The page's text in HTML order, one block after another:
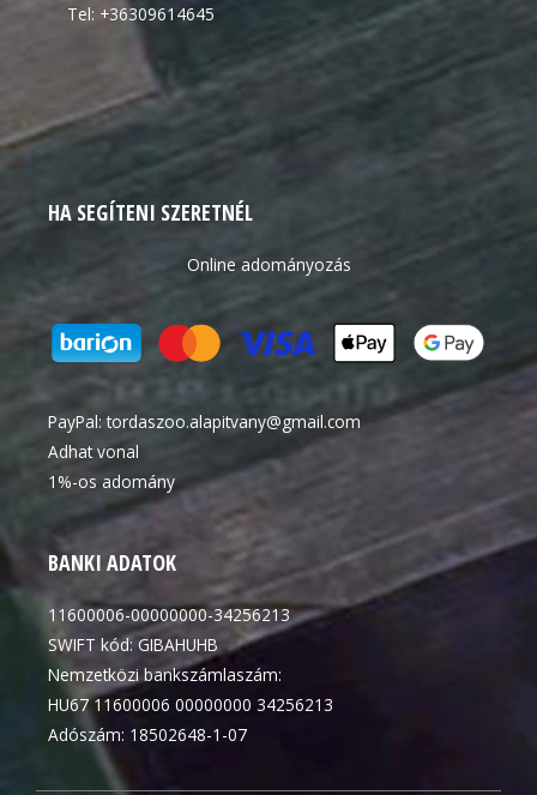
Tel: +36309614645
HA SEGÍTENI SZERETNÉL
Online adományozás
PayPal:tordaszoo.alapitvany@gmail.com
Adhat vonal
1%-os adomány
BANKI ADATOK
11600006-00000000-34256213
SWIFT kód: GIBAHUHB
Nemzetközi bankszámlaszám:
HU67 11600006 00000000 34256213
Adószám: 18502648-1-07